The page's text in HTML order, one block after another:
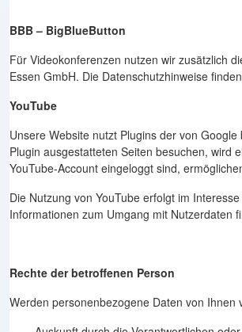
BBB – BigBlueButton
Für Videokonferenzen nutzen wir zusätzlich
Essen GmbH. Die Datenschutzhinweise
YouTube
Unsere Website nutzt Plugins der von
Plugin ausgestatteten Seiten besuchen, wird
YouTube-Account eingeloggt sind,
Die Nutzung von YouTube erfolgt im
Informationen zum Umgang mit Nutzerdaten
Rechte der betroffenen Person
Werden personenbezogene Daten von Ihnen